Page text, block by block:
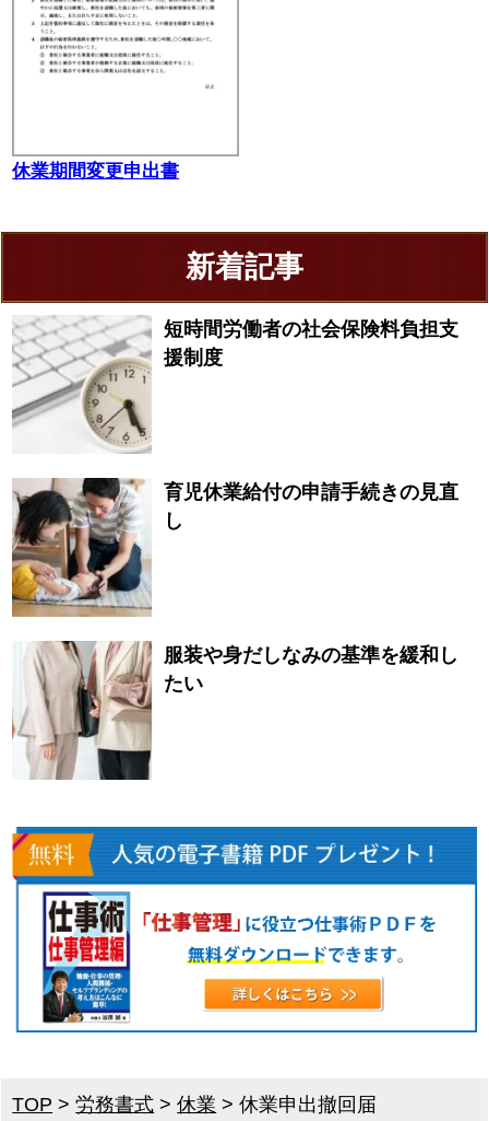
休業期間変更申出書
新着記事
短時間労働者の社会保険料負担支
援制度
育児休業給付の申請手続きの見直
し
服装や身だしなみの基準を緩和し
たい
TOP >労務書式 >休業 >休業申出撤回届